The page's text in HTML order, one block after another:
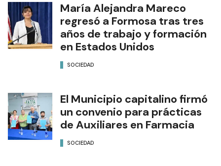
María Alejandra Mareco
regresó a Formosa tras tres
años de trabajo y formación
en Estados Unidos
SOCIEDAD
El Municipio capitalino firmó
un convenio para prácticas
de Auxiliares en Farmacia
SOCIEDAD